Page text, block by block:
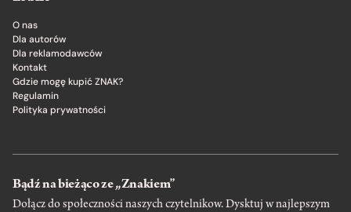
O nas
Dla autorów
Dla reklamodawców
Kontakt
Gdzie mogę kupić ZNAK?
Regulamin
Polityka prywatności
Bądź na bieżąco ze „Znakiem”
Dołącz do społeczności naszych czytelnikow. Dysktuj w najlepszym